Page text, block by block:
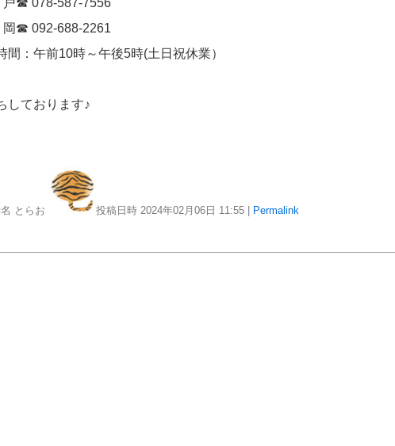
☎ 092-688-2261
間：午前10時～午後5時(土日祝休業）
しております♪
とらお 投稿日時 2024年02月06日 11:55 Permalink